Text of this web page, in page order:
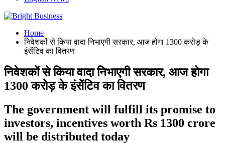
Home
निवेशकों से किया वादा निभाएगी सरकार, आज होगा 1300 करोड़ के
इंसेंटिव का वितरण
निवेशकों से किया वादा निभाएगी सरकार, आज होगा
1300 करोड़ के इंसेंटिव का वितरण
The government will fulfill its promise to
investors, incentives worth Rs 1300 crore
will be distributed today